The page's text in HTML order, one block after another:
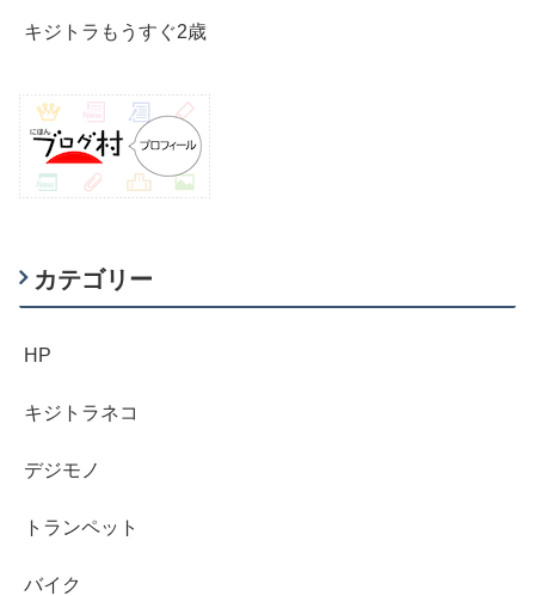
キジトラもうすぐ2歳
カテゴリー
HP
キジトラネコ
デジモノ
トランペット
バイク